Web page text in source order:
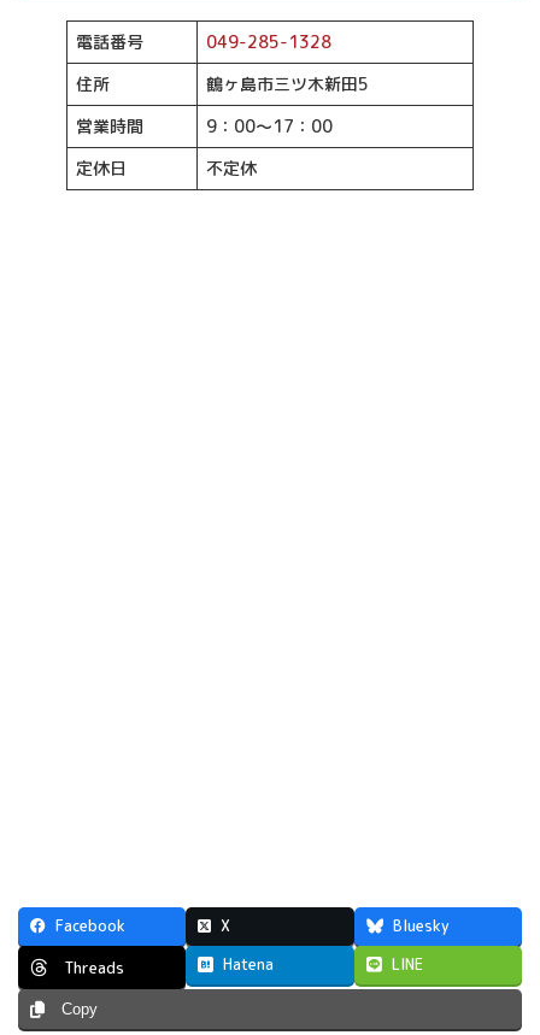
電話番号
049-285-1328
住所
鶴ヶ島市三ツ木新田5
営業時間
9：00～17：00
定休日
不定休
Facebook X
Bluesky
Threads
Hatena LINE
Copy